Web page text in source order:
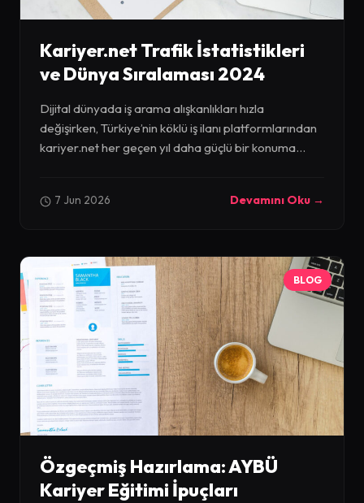
Kariyer.net Trafik İstatistikleri
ve Dünya Sıralaması 2024
Dijital dünyada iş arama alışkanlıkları hızla
değişirken, Türkiye’nin köklü iş ilanı platformlarından
kariyer.net her geçen yıl daha güçlü bir konuma...
7 Jun 2026 Devamını Oku →
BLOG
Özgeçmiş Hazırlama: AYBÜ
Kariyer Eğitimi İpuçları